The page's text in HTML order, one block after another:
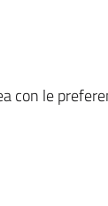
con le